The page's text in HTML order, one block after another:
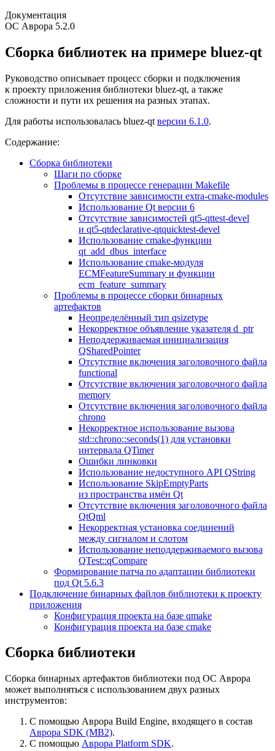
Документация
ОС Аврора 5.2.0
Сборка библиотек на примере bluez-qt
Руководство описывает процесс сборки и подключения
к проекту приложения библиотеки bluez-qt, а также
сложности и пути их решения на разных этапах.
Для работы использовалась bluez-qt версии 6.1.0.
Содержание:
Сборка библиотеки
Шаги по сборке
Проблемы в процессе генерации Makefile
Отсутствие зависимости extra-cmake-modules
Использование Qt версии 6
Отсутствие зависимостей qt5-qttest-devel
и qt5-qtdeclarative-qtquicktest-devel
Использование cmake-функции
qt_add_dbus_interface
Использование cmake-модуля
ECMFeatureSummary и функции
ecm_feature_summary
Проблемы в процессе сборки бинарных
артефактов
Неопределённый тип qsizetype
Некорректное объявление указателя d_ptr
Неподдерживаемая инициализация
QSharedPointer
Отсутствие включения заголовочного файла
functional
Отсутствие включения заголовочного файла
memory
Отсутствие включения заголовочного файла
chrono
Некорректное использование вызова
std::chrono::seconds(1) для установки
интервала QTimer
Ошибки линковки
Использование недоступного API QString
Использование SkipEmptyParts
из пространства имён Qt
Отсутствие включения заголовочного файла
QtQml
Некорректная установка соединений
между сигналом и слотом
Использование неподдерживаемого вызова
QTest::qCompare
Формирование патча по адаптации библиотеки
под Qt 5.6.3
Подключение бинарных файлов библиотеки к проекту
приложения
Конфигурация проекта на базе qmake
Конфигурация проекта на базе cmake
Сборка библиотеки
Сборка бинарных артефактов библиотеки под ОС Аврора
может выполняться с использованием двух разных
инструментов:
С помощью Аврора Build Engine, входящего в состав
Аврора SDK (MB2).
С помощью Аврора Platform SDK.